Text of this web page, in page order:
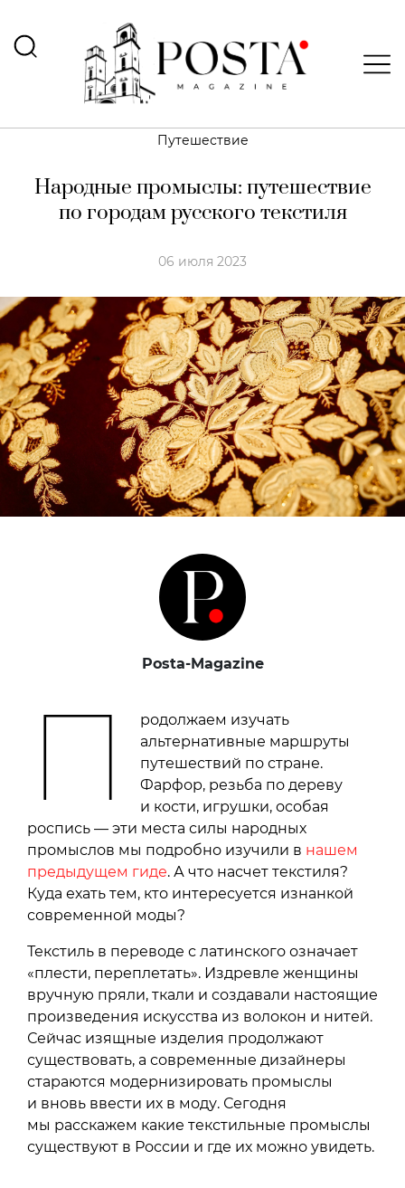
Путешествие
Народные промыслы: путешествие
по городам русского текстиля
06 июля 2023
Posta-Magazine
П
родолжаем изучать
альтернативные маршруты
путешествий по стране.
Фарфор, резьба по дереву
и кости, игрушки, особая
роспись — эти места силы народных
промыслов мы подробно изучили в нашем
предыдущем гиде. А что насчет текстиля?
Куда ехать тем, кто интересуется изнанкой
современной моды?
Текстиль в переводе с латинского означает
«плести, переплетать». Издревле женщины
вручную пряли, ткали и создавали настоящие
произведения искусства из волокон и нитей.
Сейчас изящные изделия продолжают
существовать, а современные дизайнеры
стараются модернизировать промыслы
и вновь ввести их в моду. Сегодня
мы расскажем какие текстильные промыслы
существуют в России и где их можно увидеть.